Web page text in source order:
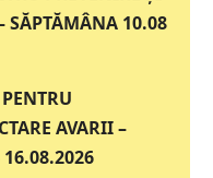
SĂPTĂMÂNA 10.08
AVARII –
16.08.2026